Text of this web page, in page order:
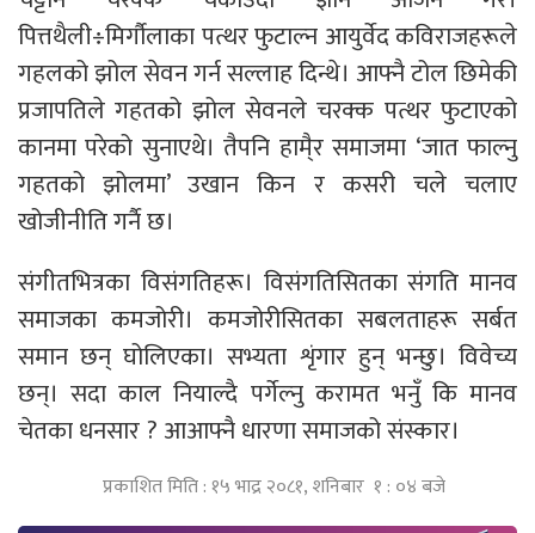
पित्तथैली÷मिर्गौलाका पत्थर फुटाल्न आयुर्वेद कविराजहरूले
गहलको झोल सेवन गर्न सल्लाह दिन्थे। आफ्नै टोल छिमेकी
प्रजापतिले गहतको झोल सेवनले चरक्क पत्थर फुटाएको
कानमा परेको सुनाएथे। तैपनि हामै्र समाजमा ‘जात फाल्नु
गहतको झोलमा’ उखान किन र कसरी चले चलाए
खोजीनीति गर्नै छ।
संगीतभित्रका विसंगतिहरू। विसंगतिसितका संगति मानव
समाजका कमजोरी। कमजोरीसितका सबलताहरू सर्बत
समान छन् घोलिएका। सभ्यता शृंगार हुन् भन्छु। विवेच्य
छन्। सदा काल नियाल्दै पर्गेल्नु करामत भनुँ कि मानव
चेतका धनसार ? आआफ्नै धारणा समाजको संस्कार।
प्रकाशित मिति : १५ भाद्र २०८१, शनिबार १ : ०४ बजे